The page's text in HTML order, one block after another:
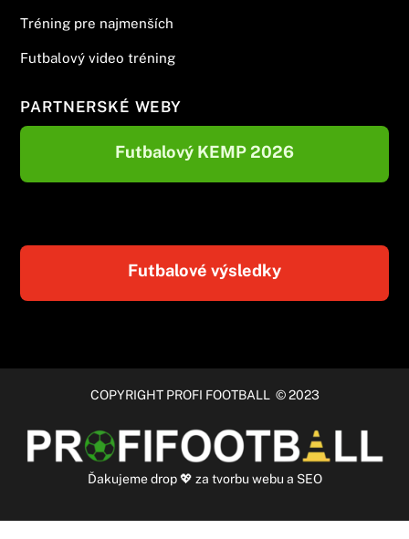
Tréning pre najmenších
Futbalový video tréning
PARTNERSKÉ WEBY
Futbalový KEMP 2026
Futbalové výsledky
COPYRIGHT PROFI FOOTBALL © 2023
Ďakujemedrop💖 za tvorbu webu a SEO